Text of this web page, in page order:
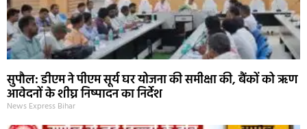
सुपौल: डीएम ने पीएम सूर्य घर योजना की समीक्षा की, बैंकों को ऋण
आवेदनों के शीघ्र निष्पादन का निर्देश
News Express Bihar